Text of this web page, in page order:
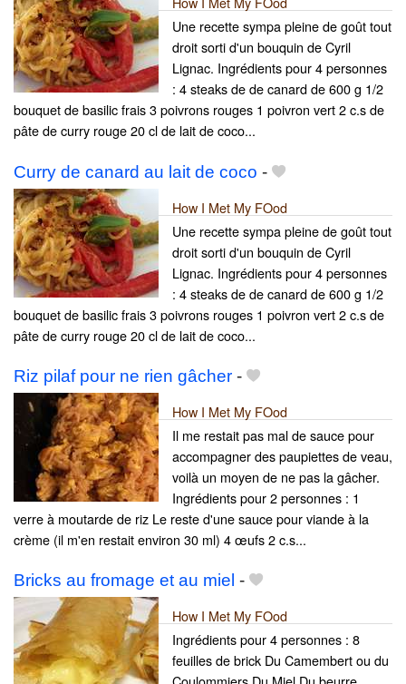
Une recette sympa pleine de goût tout
droit sorti d'un bouquin de Cyril
Lignac. Ingrédients pour 4 personnes
: 4 steaks de de canard de 600 g 1/2
bouquet de basilic frais 3 poivrons rouges 1 poivron vert 2 c.s de
pâte de curry rouge 20 cl de lait de coco...
Curry de canard au lait de coco -
How I Met My FOod
Une recette sympa pleine de goût tout
droit sorti d'un bouquin de Cyril
Lignac. Ingrédients pour 4 personnes
: 4 steaks de de canard de 600 g 1/2
bouquet de basilic frais 3 poivrons rouges 1 poivron vert 2 c.s de
pâte de curry rouge 20 cl de lait de coco...
Riz pilaf pour ne rien gâcher -
How I Met My FOod
Il me restait pas mal de sauce pour
accompagner des paupiettes de veau,
voilà un moyen de ne pas la gâcher.
Ingrédients pour 2 personnes : 1
verre à moutarde de riz Le reste d'une sauce pour viande à la
crème (il m'en restait environ 30 ml) 4 œufs 2 c.s...
Bricks au fromage et au miel -
How I Met My FOod
Ingrédients pour 4 personnes : 8
feuilles de brick Du Camembert ou du